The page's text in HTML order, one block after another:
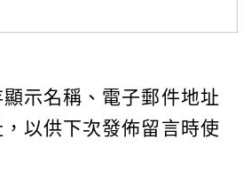
顯示名稱、電子郵件地址
以供下次發佈留言時使